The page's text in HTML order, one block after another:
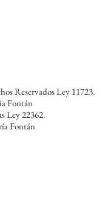
Reservados Ley 11723.
Fontán
Ley 22362.
Fontán